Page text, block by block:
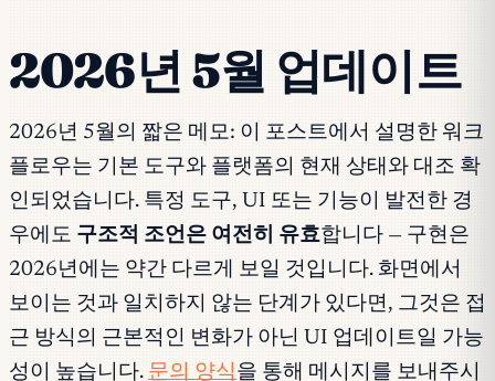
2026년 5월 업데이트
2026년 5월의 짧은 메모: 이 포스트에서 설명한 워크
플로우는 기본 도구와 플랫폼의 현재 상태와 대조 확
인되었습니다. 특정 도구, UI 또는 기능이 발전한 경
우에도 구조적 조언은 여전히 유효합니다 — 구현은
2026년에는 약간 다르게 보일 것입니다. 화면에서
보이는 것과 일치하지 않는 단계가 있다면, 그것은 접
근 방식의 근본적인 변화가 아닌 UI 업데이트일 가능
성이 높습니다. 문의 양식 을 통해 메시지를 보내주시